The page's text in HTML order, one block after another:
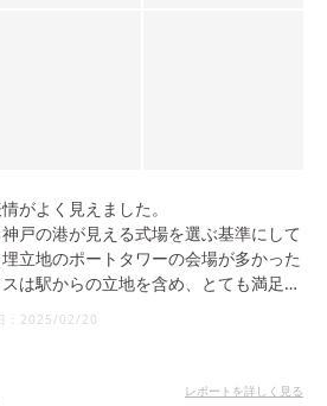
がよく見えました。
戸の港が見える式場を選ぶ基準にして
立地のポートタワーの会場が多かった
は駅からの立地を含め、とても満足で
2025/02/20
レポートを詳しく見る